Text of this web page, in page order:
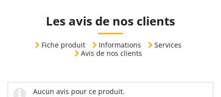
Les avis de nos clients
Fiche produit Informations
Services
Avis de nos clients
Aucun avis pour ce produit.